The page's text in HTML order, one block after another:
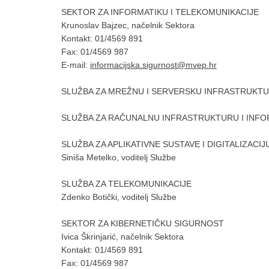
SEKTOR ZA INFORMATIKU I TELEKOMUNIKACIJE
Krunoslav Bajzec, načelnik Sektora
Kontakt: 01/4569 891
Fax: 01/4569 987
E-mail: informacijska.sigurnost@mvep.hr
SLUŽBA ZA MREŽNU I SERVERSKU
SLUŽBA ZA RAČUNALNU INFRASTRUKTURU I
SLUŽBA ZA APLIKATIVNE SUSTAVE I
Siniša Metelko, voditelj Službe
SLUŽBA ZA TELEKOMUNIKACIJE
Zdenko Botički, voditelj Službe
SEKTOR ZA KIBERNETIČKU SIGURNOST
Ivica Škrinjarić, načelnik Sektora
Kontakt: 01/4569 891
Fax: 01/4569 987